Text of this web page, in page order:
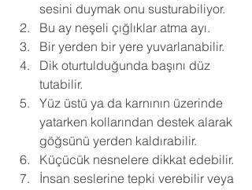
sesini duymak onu susturabiliyor.
Bu ay neşeli çığlıklar atma ayı.
Bir yerden bir yere yuvarlanabilir.
Dik oturtulduğunda başını düz
tutabilir.
Yüz üstü ya da karnının üzerinde
yatarken kollarından destek alarak
göğsünü yerden kaldırabilir.
Küçücük nesnelere dikkat edebilir.
İnsan seslerine tepki verebilir veya